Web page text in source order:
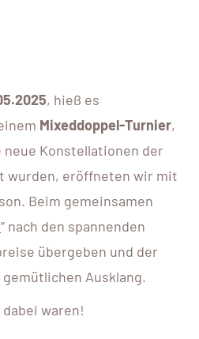
, hieß es
Mixeddoppel-Turnier,
neue Konstellationen der
wurden, eröffneten wir mit
Beim gemeinsamen
” nach den spannenden
übergeben und der
Ausklang.
waren!